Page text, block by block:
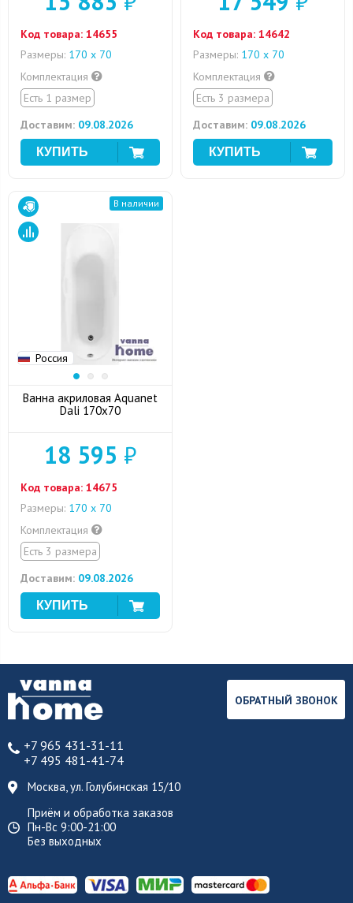
Код товара: 14655
Размеры: 170 х 70
Комплектация
Есть 1 размер
Доставим: 09.08.2026
Код товара: 14642
Размеры: 170 х 70
Комплектация
Есть 3 размера
Доставим: 09.08.2026
Россия
В наличии
Ванна акриловая Aquanet
Dali 170x70
18 595 ₽
Код товара: 14675
Размеры: 170 х 70
Комплектация
Есть 3 размера
Доставим: 09.08.2026
+7 965 431-31-11
+7 495 481-41-74
Москва, ул. Голубинская 15/10
Приём и обработка заказов
Пн-Вс 9:00-21:00
Без выходных
ОБРАТНЫЙ ЗВОНОК